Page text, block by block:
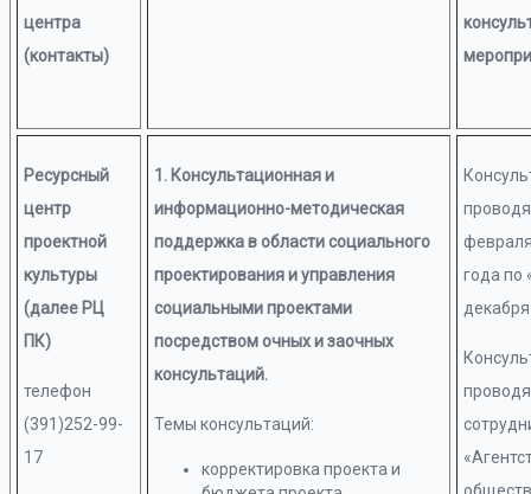
центра
(контакты)
Ресурсный
центр
проектной
культуры
(далее РЦ
ПК)
телефон
(391)252-99-
17
1. Консультационная и
информационно-методическая
поддержка в области социального
проектирования и управления
социальными проектами
посредством очных и заочных
консультаций.
Темы консультаций:
корректировка проекта и
года по